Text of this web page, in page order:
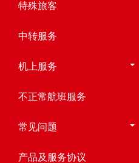
特殊旅客
中转服务
机上服务
不正常航班服务
常见问题
产品及服务协议